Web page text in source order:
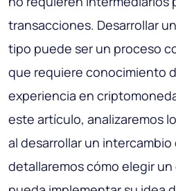
transacciones. Desarrollar
tipo puede ser un proceso
que requiere conocimiento
experiencia en
este artículo, analizaremos
al desarrollar un
detallaremos cómo elegir